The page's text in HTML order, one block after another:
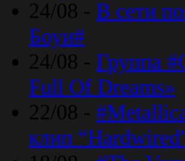
24/08 - В сети
Боуи#
24/08 - Группа
Full Of Dreams»
22/08 -
клип